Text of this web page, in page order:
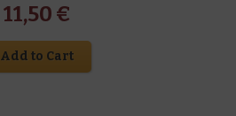
11,50 €
Add to Cart